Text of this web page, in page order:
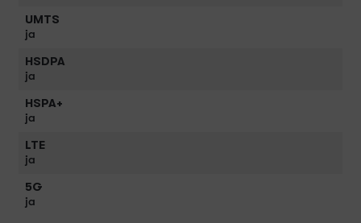
UMTS
ja
HSDPA
ja
HSPA+
ja
LTE
ja
5G
ja